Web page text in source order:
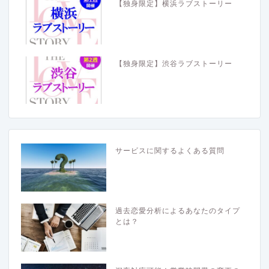
【独身限定】横浜ラブストーリー
【独身限定】渋谷ラブストーリー
サービスに関するよくある質問
過去恋愛分析によるあなたのタイプ
とは？